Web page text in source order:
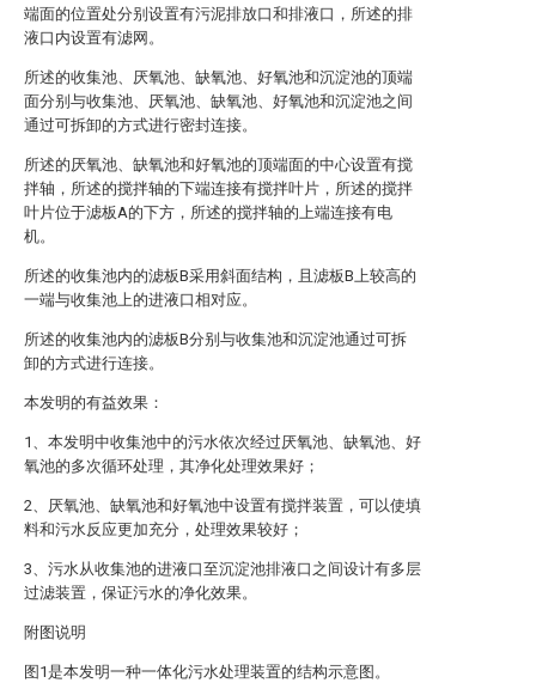
端面的位置处分别设置有污泥排放口和排液口，所述的排
液口内设置有滤网。
所述的收集池、厌氧池、缺氧池、好氧池和沉淀池的顶端
面分别与收集池、厌氧池、缺氧池、好氧池和沉淀池之间
通过可拆卸的方式进行密封连接。
所述的厌氧池、缺氧池和好氧池的顶端面的中心设置有搅
拌轴，所述的搅拌轴的下端连接有搅拌叶片，所述的搅拌
叶片位于滤板A的下方，所述的搅拌轴的上端连接有电
机。
所述的收集池内的滤板B采用斜面结构，且滤板B上较高的
一端与收集池上的进液口相对应。
所述的收集池内的滤板B分别与收集池和沉淀池通过可拆
卸的方式进行连接。
本发明的有益效果：
1、本发明中收集池中的污水依次经过厌氧池、缺氧池、好
氧池的多次循环处理，其净化处理效果好；
2、厌氧池、缺氧池和好氧池中设置有搅拌装置，可以使填
料和污水反应更加充分，处理效果较好；
3、污水从收集池的进液口至沉淀池排液口之间设计有多层
过滤装置，保证污水的净化效果。
附图说明
图1是本发明一种一体化污水处理装置的结构示意图。